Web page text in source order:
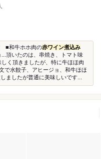
■和牛ホホ肉の赤ワイン煮込み
頂いたのは、串焼き、トマト味
しく頂きましたが、特に牛ほほ肉
で水餃子、アヒージョ、和牛ほほ
ましたが普通に美味しいです...